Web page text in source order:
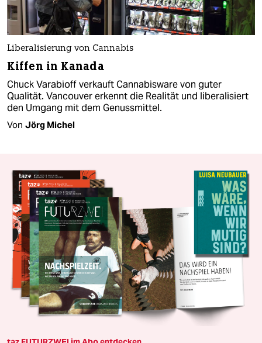
Liberalisierung von Cannabis
Kiffen in Kanada
Chuck Varabioff verkauft Cannabisware von guter
Qualität. Vancouver erkennt die Realität und liberalisiert
den Umgang mit dem Genussmittel.
Von Jörg Michel